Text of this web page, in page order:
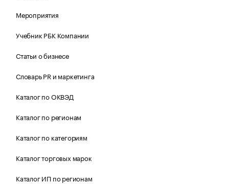
Мероприятия
Учебник РБК Компании
Статьи о бизнесе
Словарь PR и маркетинга
Каталог по ОКВЭД
Каталог по регионам
Каталог по категориям
Каталог торговых марок
Каталог ИП по регионам